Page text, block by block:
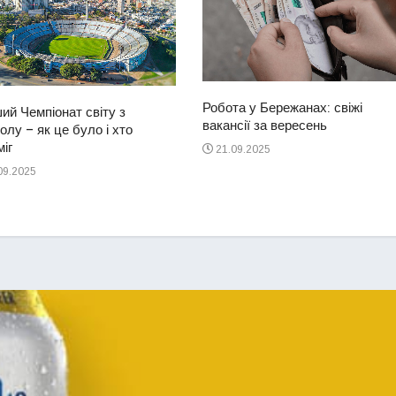
Чемпіонат світу з
– як це було і хто
Робота у Бережанах: свіжі
вакансії за вересень
21.09.2025